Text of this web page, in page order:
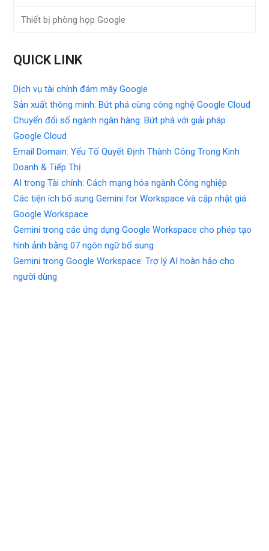
Thiết bị phòng họp Google
QUICK LINK
Dịch vụ tài chính đám mây Google
Sản xuất thông minh: Bứt phá cùng công nghệ Google Cloud
Chuyển đổi số ngành ngân hàng: Bứt phá với giải pháp
Google Cloud
Email Domain: Yếu Tố Quyết Định Thành Công Trong Kinh
Doanh & Tiếp Thị
AI trong Tài chính: Cách mạng hóa ngành Công nghiệp
Các tiện ích bổ sung Gemini for Workspace và cập nhật giá
Google Workspace
Gemini trong các ứng dụng Google Workspace cho phép tạo
hình ảnh bằng 07 ngôn ngữ bổ sung
Gemini trong Google Workspace: Trợ lý AI hoàn hảo cho
người dùng